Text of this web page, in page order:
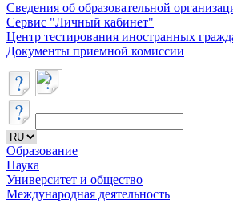
Сведения об образовательной
Сервис "Личный кабинет"
Центр тестирования иностранных
Документы приемной комиссии
Образование
Наука
Университет и общество
Международная деятельность